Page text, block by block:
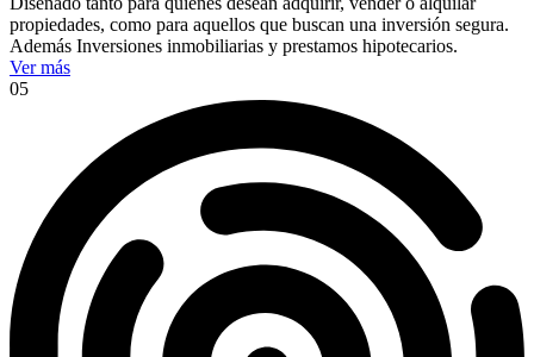
propiedades, como para aquellos que buscan una inversión segura.
Además Inversiones inmobiliarias y prestamos hipotecarios.
Ver más
05